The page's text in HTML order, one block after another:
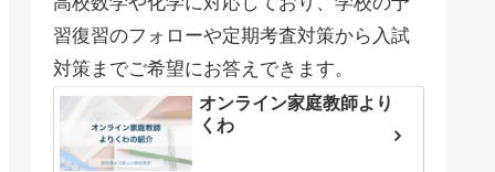
習復習のフォローや定期考査対策から入試
対策までご希望にお答えできます。
オンライン家庭教師より
くわ